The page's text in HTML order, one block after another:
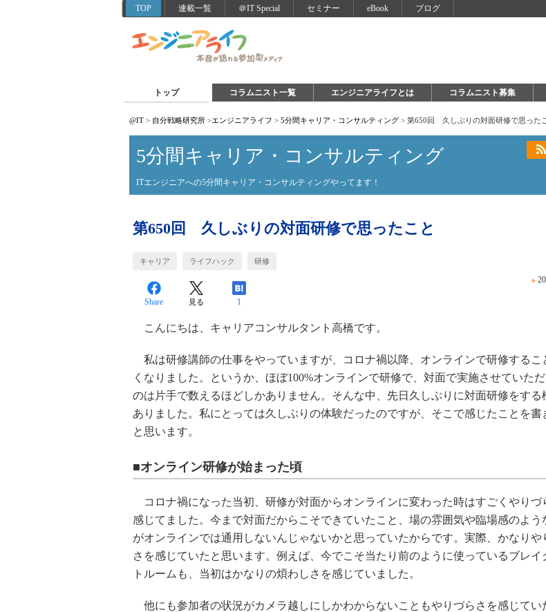
TOP 連載一覧 ＠IT Special セミナー eBook ブログ
トップ コラムニスト一覧 エンジニアライフとは コラムニスト募集
@IT > 自分戦略研究所 >エンジニアライフ > 5分間キャリア・コンサルティング > 第650回 久しぶりの対面研修で思った
5分間キャリア・コンサルティング
ITエンジニアへの5分間キャリア・コンサルティングやってます！
第650回 久しぶりの対面研修で思ったこと
キャリア ライフハック 研修
»
Share 見る 1
こんにちは、キャリアコンサルタント高橋です。
私は研修講師の仕事をやっていますが、コロナ禍以降、オンラインで研修するこ
くなりました。というか、ほぼ100%オンラインで研修で、対面で実施させていた
のは片手で数えるほどしかありません。そんな中、先日久しぶりに対面研修をする
ありました。私にとっては久しぶりの体験だったのですが、そこで感じたことを書
と思います。
■オンライン研修が始まった頃
コロナ禍になった当初、研修が対面からオンラインに変わった時はすごくやりづ
感じてました。今まで対面だからこそできていたこと、場の雰囲気や臨場感のよう
がオンラインでは通用しないんじゃないかと思っていたからです。実際、かなりや
さを感じていたと思います。例えば、今でこそ当たり前のように使っているブレイ
トルームも、当初はかなりの煩わしさを感じていました。
他にも参加者の状況がカメラ越しにしかわからないこともやりづらさを感じてい